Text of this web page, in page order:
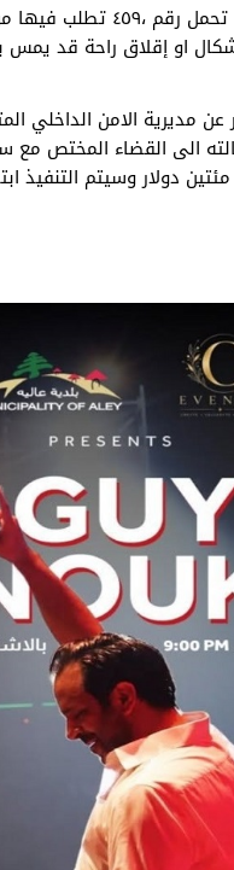
اصدرت بلدية
او إقلاق راحة قد يمس
عن مديرية الامن
الى القضاء المختص
وسيتم التنفيذ ابتداء من